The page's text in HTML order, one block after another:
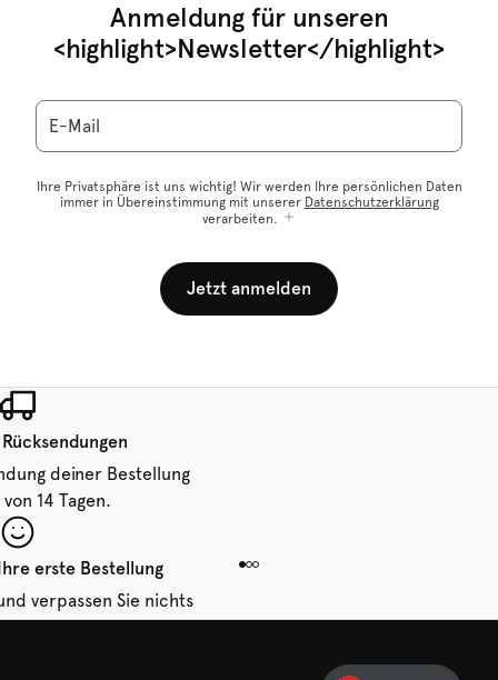
Anmeldung für unseren
<highlight>Newsletter</highlight>
E-Mail
Ihre Privatsphäre ist uns wichtig! Wir werden Ihre persönlichen Daten
immer in Übereinstimmung mit unserer Datenschutzerklärung
verarbeiten.
Jetzt anmelden
deiner Bestellung
14 Tagen.
erste Bestellung
verpassen Sie nichts
erster Rabatt wartet